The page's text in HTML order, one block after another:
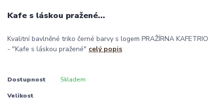
Kafe s láskou pražené...
Kvalitní bavlněné triko černé barvy s logem PRAŽÍRNA KAFETRIO
- "Kafe s láskou pražené" celý popis
Dostupnost Skladem
Velikost